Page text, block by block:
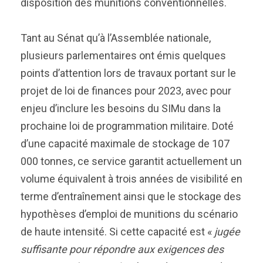
disposition des munitions conventionnelles.
Tant au Sénat qu’à l’Assemblée nationale,
plusieurs parlementaires ont émis quelques
points d’attention lors de travaux portant sur le
projet de loi de finances pour 2023, avec pour
enjeu d’inclure les besoins du SIMu dans la
prochaine loi de programmation militaire. Doté
d’une capacité maximale de stockage de 107
000 tonnes, ce service garantit actuellement un
volume équivalent à trois années de visibilité en
terme d’entraînement ainsi que le stockage des
hypothèses d’emploi de munitions du scénario
de haute intensité. Si cette capacité est « jugée
suffisante pour répondre aux exigences des